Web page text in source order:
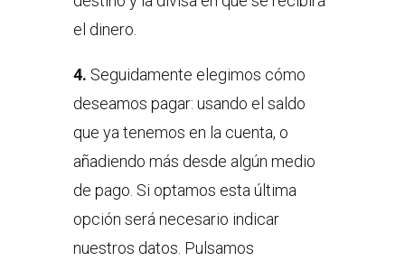
el dinero.
4. Seguidamente elegimos cómo
deseamos pagar: usando el saldo
que ya tenemos en la cuenta, o
añadiendo más desde algún medio
de pago. Si optamos esta última
opción será necesario indicar
nuestros datos. Pulsamos